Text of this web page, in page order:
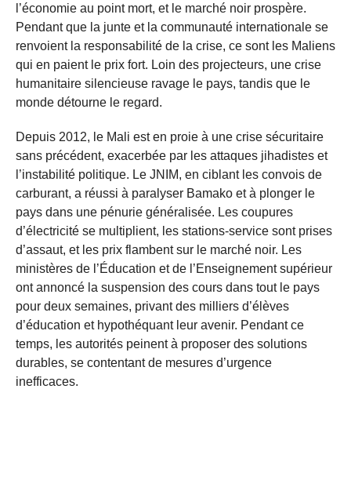
l’économie au point mort, et le marché noir prospère.
Pendant que la junte et la communauté internationale se
renvoient la responsabilité de la crise, ce sont les Maliens
qui en paient le prix fort. Loin des projecteurs, une crise
humanitaire silencieuse ravage le pays, tandis que le
monde détourne le regard.
Depuis 2012, le Mali est en proie à une crise sécuritaire
sans précédent, exacerbée par les attaques jihadistes et
l’instabilité politique. Le JNIM, en ciblant les convois de
carburant, a réussi à paralyser Bamako et à plonger le
pays dans une pénurie généralisée. Les coupures
d’électricité se multiplient, les stations-service sont prises
d’assaut, et les prix flambent sur le marché noir. Les
ministères de l’Éducation et de l’Enseignement supérieur
ont annoncé la suspension des cours dans tout le pays
pour deux semaines, privant des milliers d’élèves
d’éducation et hypothéquant leur avenir. Pendant ce
temps, les autorités peinent à proposer des solutions
durables, se contentant de mesures d’urgence
inefficaces.